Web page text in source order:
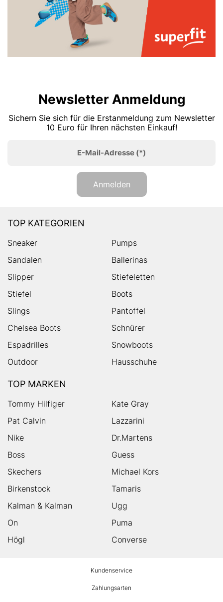
Newsletter Anmeldung
Sichern Sie sich für die Erstanmeldung zum Newsletter
10 Euro für Ihren nächsten Einkauf!
E-Mail-Adresse (*)
Anmelden
TOP KATEGORIEN
Sneaker
Pumps
Sandalen
Ballerinas
Slipper
Stiefeletten
Stiefel
Boots
Slings
Pantoffel
Chelsea Boots
Schnürer
Espadrilles
Snowboots
Outdoor
Hausschuhe
TOP MARKEN
Tommy Hilfiger
Kate Gray
Pat Calvin
Lazzarini
Nike
Dr.Martens
Boss
Guess
Skechers
Michael Kors
Birkenstock
Tamaris
Kalman & Kalman
Ugg
On
Puma
Högl
Converse
Kundenservice
Zahlungsarten